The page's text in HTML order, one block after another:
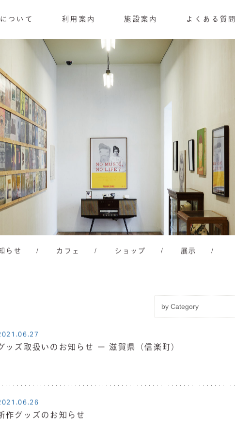
ついて 利用案内 施設案内 よくある質問
らせ / カフェ / ショップ / 展示 /
ッズ取扱いのお知らせ ー 滋賀県（信楽町）
作グッズのお知らせ